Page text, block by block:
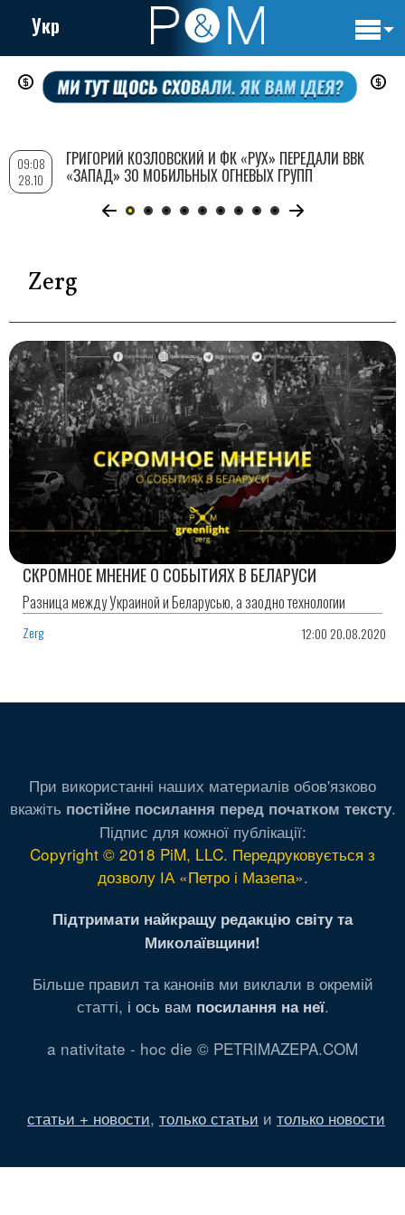
Перейти
содержанию
Укр
Zerg
СКРОМНОЕ МНЕНИЕ О СОБЫТИЯХ В БЕЛАРУСИ
Разница между Украиной и Беларусью, а заодно технологии
Zerg 12:00 20.08.2020
09:08
28.10
ГРИГОРИЙ КОЗЛОВСКИЙ И ФК «РУХ» ПЕРЕДАЛИ ВВК
«ЗАПАД» 30 МОБИЛЬНЫХ ОГНЕВЫХ ГРУПП
При використанні наших материалів обов'язково
вкажіть постійне посилання перед початком тексту.
Підпис для кожної публікації:
Copyright © 2018 PiM, LLC. Передруковується з
дозволу ІА «Петро і Мазепа».
Підтримати найкращу редакцію світу та
Миколаївщини!
Більше правил та канонів ми виклали в окремій
статті, і ось вам посилання на неї.
a nativitate - hoc die © PETRIMAZEPA.COM
статьи + новости, только статьи и только новости